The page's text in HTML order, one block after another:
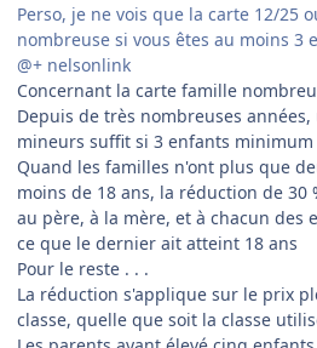
Perso, je ne vois que la carte 12/25
nombreuse si vous êtes au moins 3
@+ nelsonlink
Concernant la carte famille
Depuis de très nombreuses
mineurs suffit si 3 enfants
Quand les familles n'ont plus que
moins de 18 ans, la réduction de 30
au père, à la mère, et à chacun des
ce que le dernier ait atteint 18 ans
Pour le reste . . .
La réduction s'applique sur le prix
classe, quelle que soit la classe